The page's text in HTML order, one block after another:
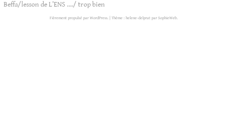
Beffa/lesson de L’ENS …./ trop bien
Fièrement propulsé par WordPress. Thème : helene-delprat par SophieWeb.